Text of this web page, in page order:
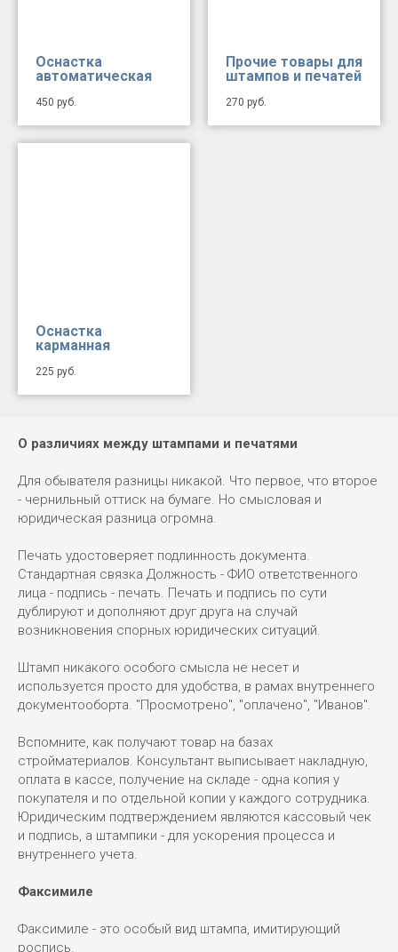
Оснастка
автоматическая
450 руб.
Прочие товары для
штампов и печатей
270 руб.
Оснастка
карманная
225 руб.
О различиях между штампами и печатями
Для обывателя разницы никакой. Что первое, что второе
- чернильный оттиск на бумаге. Но смысловая и
юридическая разница огромна.
Печать удостоверяет подлинность документа.
Стандартная связка Должность - ФИО ответственного
лица - подпись - печать. Печать и подпись по сути
дублируют и дополняют друг друга на случай
возникновения спорных юридических ситуаций.
Штамп никакого особого смысла не несет и
используется просто для удобства, в рамах внутреннего
документооборта. "Просмотрено", "оплачено", "Иванов".
Вспомните, как получают товар на базах
стройматериалов. Консультант выписывает накладную,
оплата в кассе, получение на складе - одна копия у
покупателя и по отдельной копии у каждого сотрудника.
Юридическим подтверждением являются кассовый чек
и подпись, а штампики - для ускорения процесса и
внутреннего учета.
Факсимиле
Факсимиле - это особый вид штампа, имитирующий
роспись.